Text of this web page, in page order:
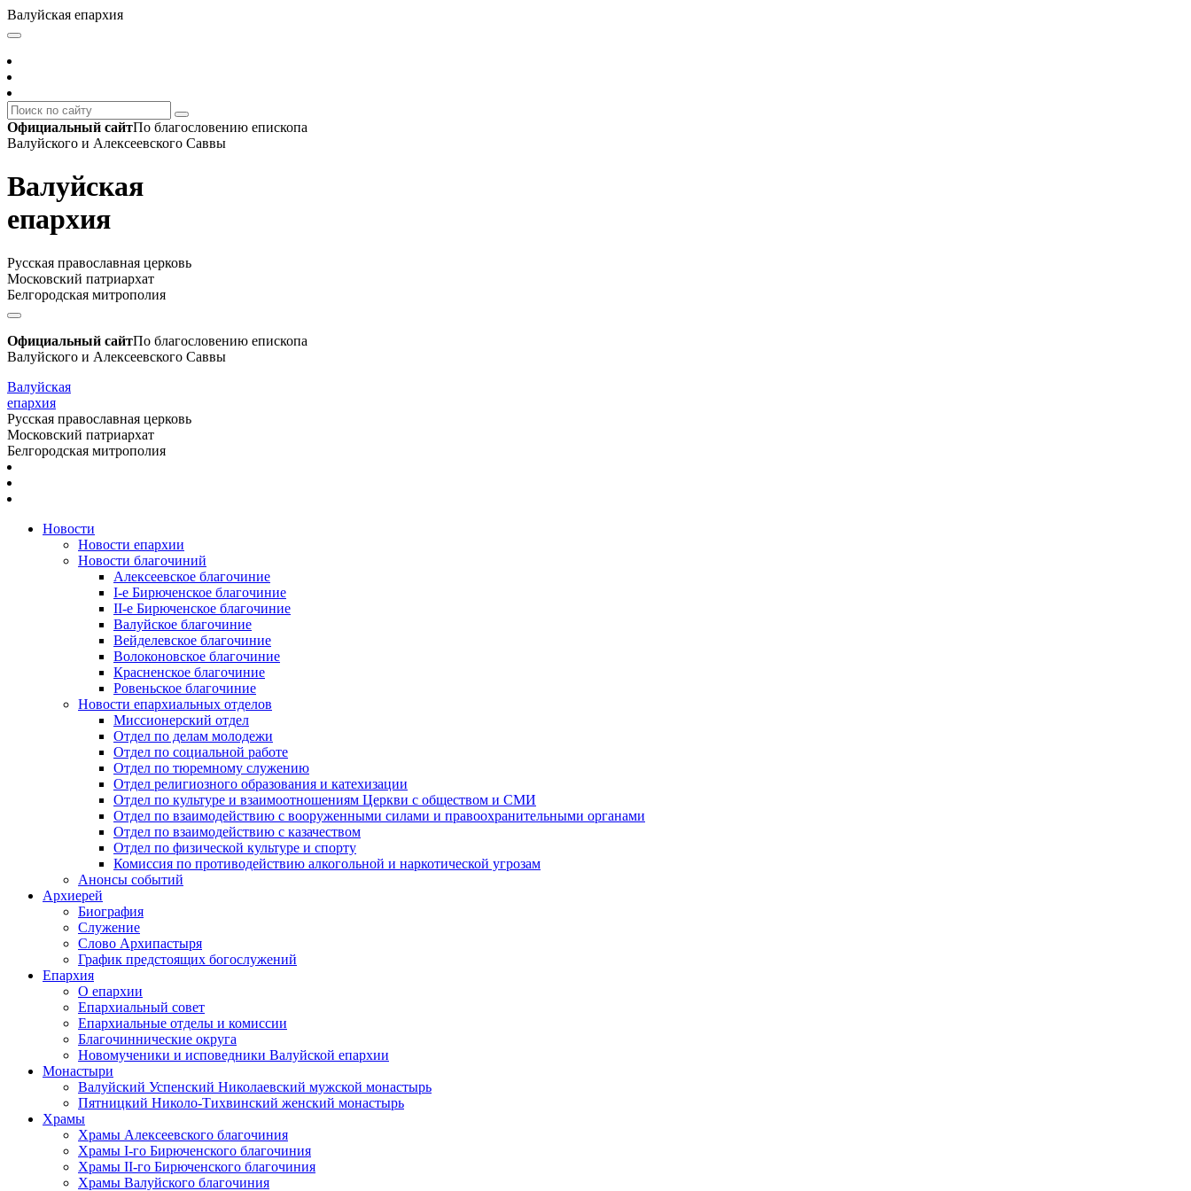
Валуйская епархия
Официальный сайтПо благословению епископа
Валуйского и Алексеевского Саввы
Валуйская
епархия
Русская православная церковь
Московский патриархат
Белгородская митрополия
Официальный сайтПо благословению епископа
Валуйского и Алексеевского Саввы
Валуйская
епархия
Русская православная церковь
Московский патриархат
Белгородская митрополия
Новости
Новости епархии
Новости благочиний
Алексеевское благочиние
I-е Бирюченское благочиние
II-е Бирюченское благочиние
Валуйское благочиние
Вейделевское благочиние
Волоконовское благочиние
Красненское благочиние
Ровеньское благочиние
Новости епархиальных отделов
Миссионерский отдел
Отдел по делам молодежи
Отдел по социальной работе
Отдел по тюремному служению
Отдел религиозного образования и катехизации
Отдел по культуре и взаимоотношениям Церкви с обществом и СМИ
Отдел по взаимодействию с вооруженными силами и правоохранительными органами
Отдел по взаимодействию с казачеством
Отдел по физической культуре и спорту
Комиссия по противодействию алкогольной и наркотической угрозам
Анонсы событий
Архиерей
Биография
Служение
Слово Архипастыря
График предстоящих богослужений
Епархия
О епархии
Епархиальный совет
Епархиальные отделы и комиссии
Благочиннические округа
Новомученики и исповедники Валуйской епархии
Монастыри
Валуйский Успенский Николаевский мужской монастырь
Пятницкий Николо-Тихвинский женский монастырь
Храмы
Храмы Алексеевского благочиния
Храмы I-го Бирюченского благочиния
Храмы II-го Бирюченского благочиния
Храмы Валуйского благочиния